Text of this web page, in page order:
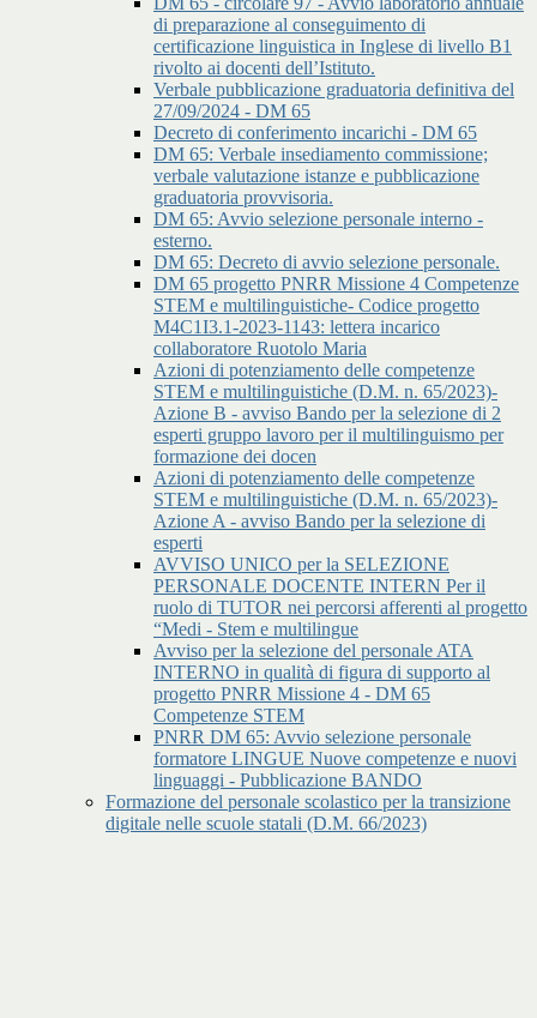
di preparazione al conseguimento di
certificazione linguistica in Inglese di livello B1
rivolto ai docenti dell’Istituto.
Verbale pubblicazione graduatoria definitiva del
27/09/2024 - DM 65
Decreto di conferimento incarichi - DM 65
DM 65: Verbale insediamento commissione;
verbale valutazione istanze e pubblicazione
graduatoria provvisoria.
DM 65: Avvio selezione personale interno -
esterno.
DM 65: Decreto di avvio selezione personale.
DM 65 progetto PNRR Missione 4 Competenze
STEM e multilinguistiche- Codice progetto
M4C1I3.1-2023-1143: lettera incarico
collaboratore Ruotolo Maria
Azioni di potenziamento delle competenze
STEM e multilinguistiche (D.M. n. 65/2023)-
Azione B - avviso Bando per la selezione di 2
esperti gruppo lavoro per il multilinguismo per
formazione dei docen
Azioni di potenziamento delle competenze
STEM e multilinguistiche (D.M. n. 65/2023)-
Azione A - avviso Bando per la selezione di
esperti
AVVISO UNICO per la SELEZIONE
PERSONALE DOCENTE INTERN Per il
ruolo di TUTOR nei percorsi afferenti al progetto
“Medi - Stem e multilingue
Avviso per la selezione del personale ATA
INTERNO in qualità di figura di supporto al
progetto PNRR Missione 4 - DM 65
Competenze STEM
PNRR DM 65: Avvio selezione personale
formatore LINGUE Nuove competenze e nuovi
linguaggi - Pubblicazione BANDO
Formazione del personale scolastico per la transizione
digitale nelle scuole statali (D.M. 66/2023)